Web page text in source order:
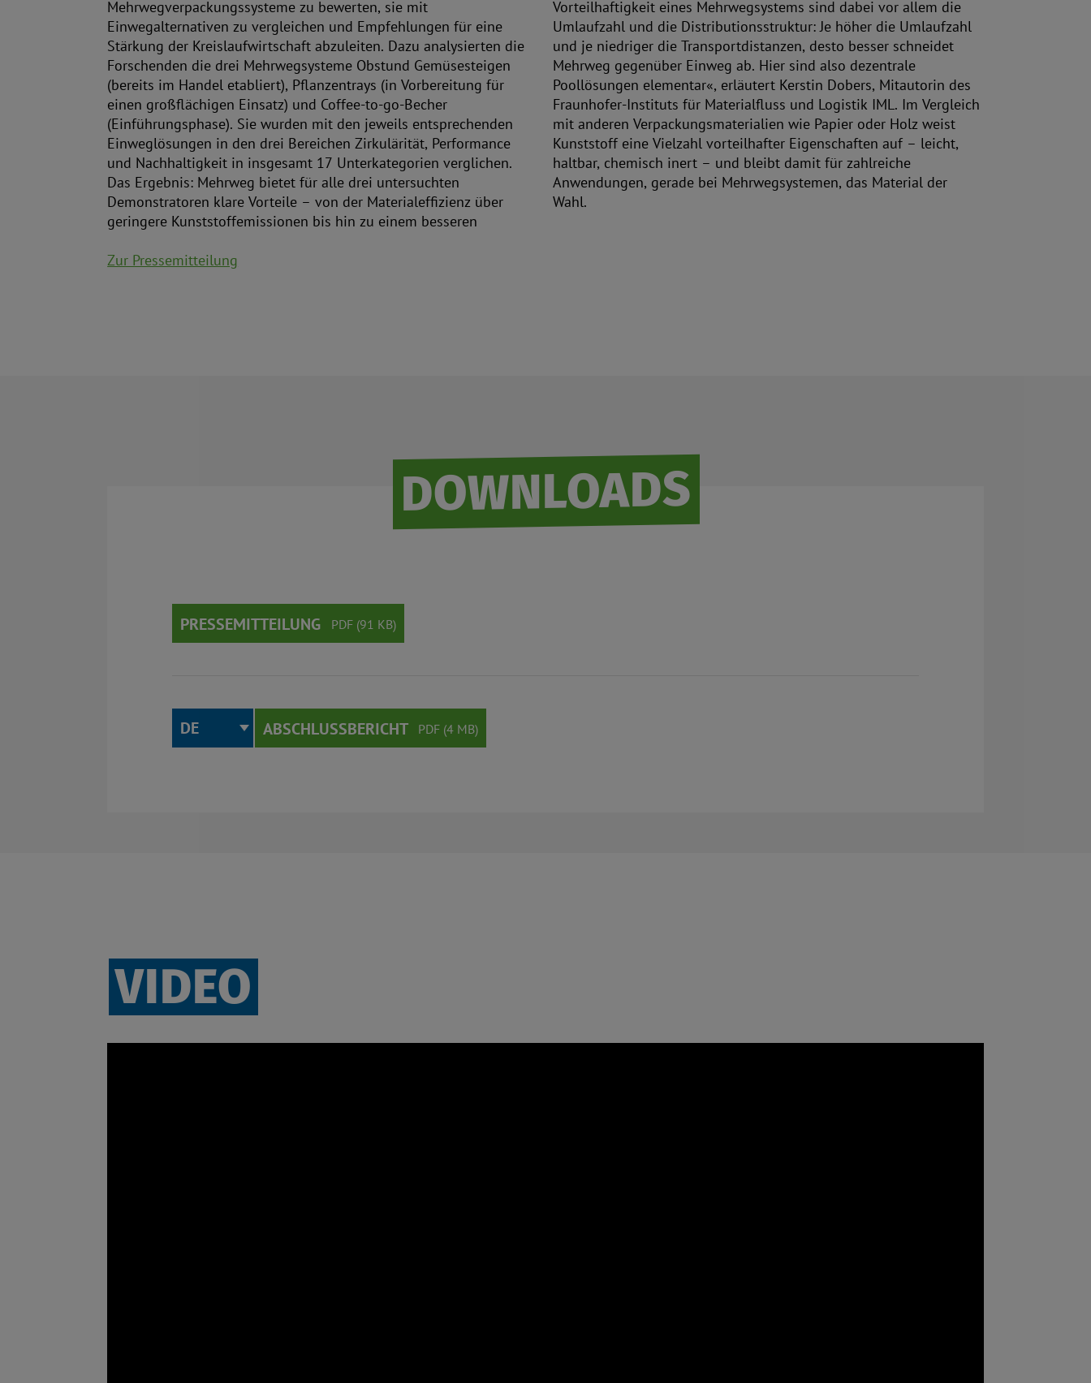
Mehrwegverpackungssysteme zu bewerten, sie mit
Einwegalternativen zu vergleichen und Empfehlungen für eine
Stärkung der Kreislaufwirtschaft abzuleiten. Dazu analysierten die
Forschenden die drei Mehrwegsysteme Obstund Gemüsesteigen
(bereits im Handel etabliert), Pflanzentrays (in Vorbereitung für
einen großflächigen Einsatz) und Coffee-to-go-Becher
(Einführungsphase). Sie wurden mit den jeweils entsprechenden
Einweglösungen in den drei Bereichen Zirkulärität, Performance
und Nachhaltigkeit in insgesamt 17 Unterkategorien verglichen.
Das Ergebnis: Mehrweg bietet für alle drei untersuchten
Demonstratoren klare Vorteile – von der Materialeffizienz über
geringere Kunststoffemissionen bis hin zu einem besseren
Vorteilhaftigkeit eines Mehrwegsystems sind dabei vor allem die
Umlaufzahl und die Distributionsstruktur: Je höher die Umlaufzahl
und je niedriger die Transportdistanzen, desto besser schneidet
Mehrweg gegenüber Einweg ab. Hier sind also dezentrale
Poollösungen elementar«, erläutert Kerstin Dobers, Mitautorin des
Fraunhofer-Instituts für Materialfluss und Logistik IML. Im Vergleich
mit anderen Verpackungsmaterialien wie Papier oder Holz weist
Kunststoff eine Vielzahl vorteilhafter Eigenschaften auf – leicht,
haltbar, chemisch inert – und bleibt damit für zahlreiche
Anwendungen, gerade bei Mehrwegsystemen, das Material der
Wahl.
Zur Pressemitteilung
DOWNLOADS
PRESSEMITTEILUNG PDF (91 KB)
DE ABSCHLUSSBERICHT PDF (4 MB)
VIDEO